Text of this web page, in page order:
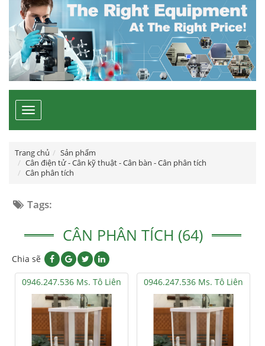
Toggle
navigation
Trang chủ
Sản phẩm
Cân điện tử - Cân kỹ thuật - Cân bàn - Cân phân tích
Cân phân tích
Tags:
CÂN PHÂN TÍCH (64)
Chia sẽ
0946.247.536 Ms. Tô Liên 0946.247.536 Ms. Tô Liên